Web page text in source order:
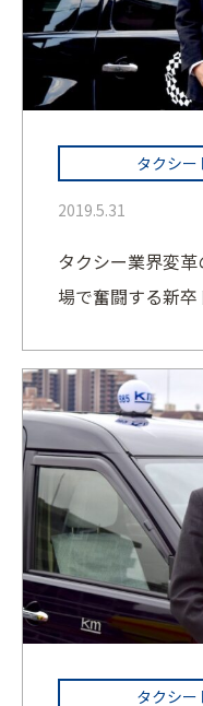
タクシー
2019.5.31
タクシー業界変
場で奮闘する新
タクシー